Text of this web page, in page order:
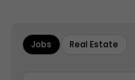
Jobs Real Estate